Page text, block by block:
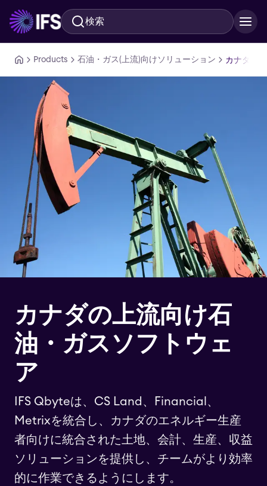
メインコンテンツに移動
検索
Products 石油・ガス(上流)向けソリューション カナダの
カナダの上流向け石
油・ガスソフトウェ
ア
IFS Qbyteは、CS Land、Financial、
Metrixを統合し、カナダのエネルギー生産
者向けに統合された土地、会計、生産、収益
ソリューションを提供し、チームがより効率
的に作業できるようにします。